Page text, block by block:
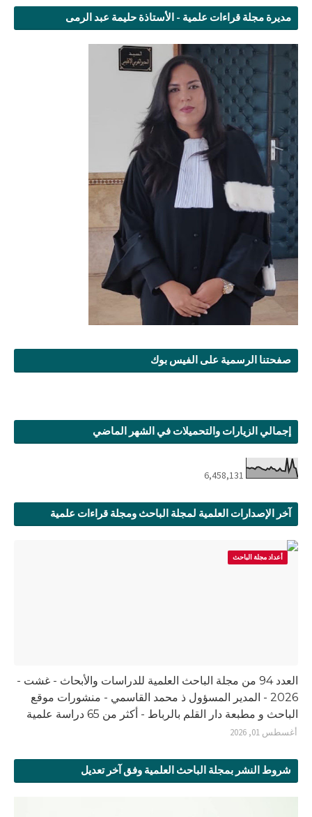
مديرة مجلة قراءات علمية - الأستاذة حليمة عبد الرمى
صفحتنا الرسمية على الفيس بوك
إجمالي الزيارات والتحميلات في الشهر الماضي
6,458,131
آخر الإصدارات العلمية لمجلة الباحث ومجلة قراءات علمية
أعداد مجلة الباحث
العدد 94 من مجلة الباحث العلمية للدراسات والأبحاث - غشت -
2026 - المدير المسؤول ذ محمد القاسمي - منشورات موقع
الباحث و مطبعة دار القلم بالرباط - أكثر من 65 دراسة علمية
أغسطس 01, 2026
شروط النشر بمجلة الباحث العلمية وفق آخر تعديل